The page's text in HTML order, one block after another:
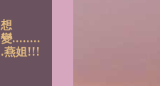
想
變........
.燕姐!!!